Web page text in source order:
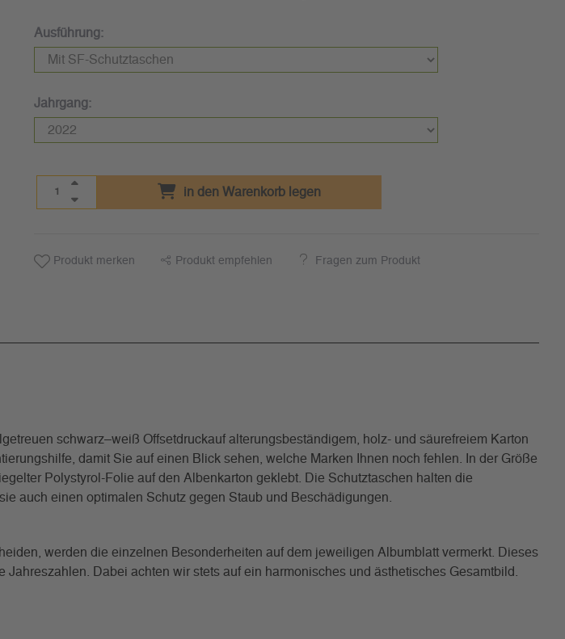
Ausführung:
Jahrgang:
in den Warenkorb legen
Produkt merken Produkt empfehlen Fragen zum Produkt
schwarz–weiß Offsetdruckauf alterungsbeständigem, holz- und säurefreiem Karton
damit Sie auf einen Blick sehen, welche Marken Ihnen noch fehlen. In der Größe
Polystyrol-Folie auf den Albenkarton geklebt. Die Schutztaschen halten die
auch einen optimalen Schutz gegen Staub und Beschädigungen.
werden die einzelnen Besonderheiten auf dem jeweiligen Albumblatt vermerkt. Dieses
Dabei achten wir stets auf ein harmonisches und ästhetisches Gesamtbild.